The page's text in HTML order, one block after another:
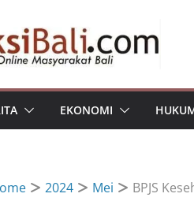
EKONOMI
2024 Mei BPJS